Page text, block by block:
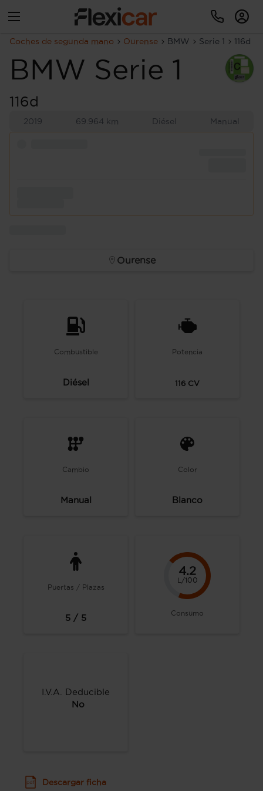
Coches de segunda mano Ourense BMW Serie 1 116d
BMW Serie 1
116d
2019 69.964 km Diésel Manual
Ourense
Combustible
Diésel
Potencia
116 CV
Cambio
Manual
Color
Blanco
Puertas / Plazas
5 / 5
4.2
L/100
Consumo
I.V.A. Deducible
No
Descargar ficha